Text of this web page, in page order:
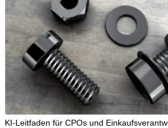
KI-Leitfaden für CPOs und